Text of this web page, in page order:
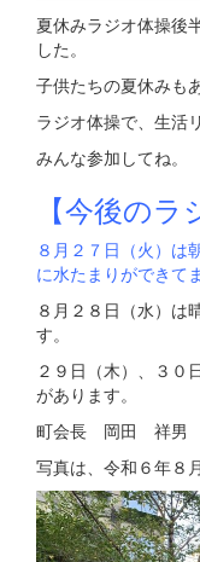
あ
い
さ
つ
の
で
き
る
街。
夏休みラジオ体操後
した。
子供たちの夏休みも
ラジオ体操で、生活
みんな参加してね。
【今後のラ
８月２７日（火）は
に水たまりができて
８月２８日（水）は
す。
２９日（木）、３０
があります。
町会長 岡田 祥男
写真は、令和６年８